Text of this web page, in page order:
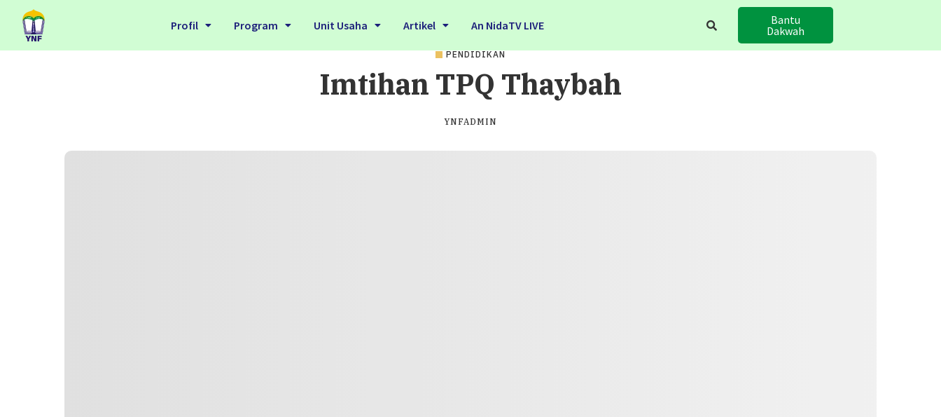
Profil Program Unit Usaha Artikel An NidaTV LIVE
Bantu
Dakwah
PENDIDIKAN
Imtihan TPQ Thaybah
YNFADMIN